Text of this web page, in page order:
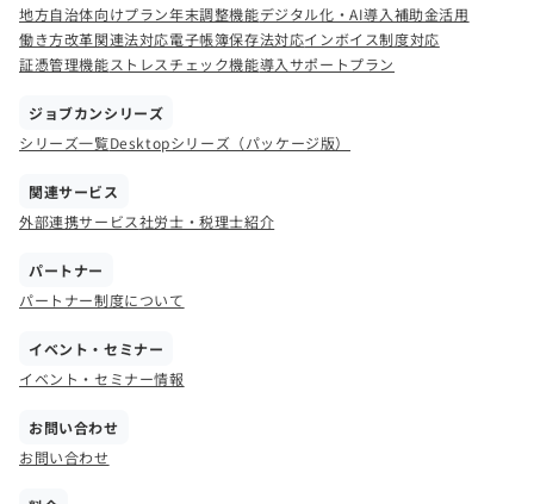
地方自治体向けプラン年末調整機能デジタル化・AI導入補助金活用
働き方改革関連法対応電子帳簿保存法対応インボイス制度対応
証憑管理機能ストレスチェック機能導入サポートプラン
ジョブカンシリーズ
シリーズ一覧Desktopシリーズ（パッケージ版）
関連サービス
外部連携サービス社労士・税理士紹介
パートナー
パートナー制度について
イベント・セミナー
イベント・セミナー情報
お問い合わせ
お問い合わせ